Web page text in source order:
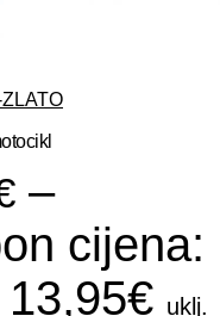
–
cijena:
uklj.